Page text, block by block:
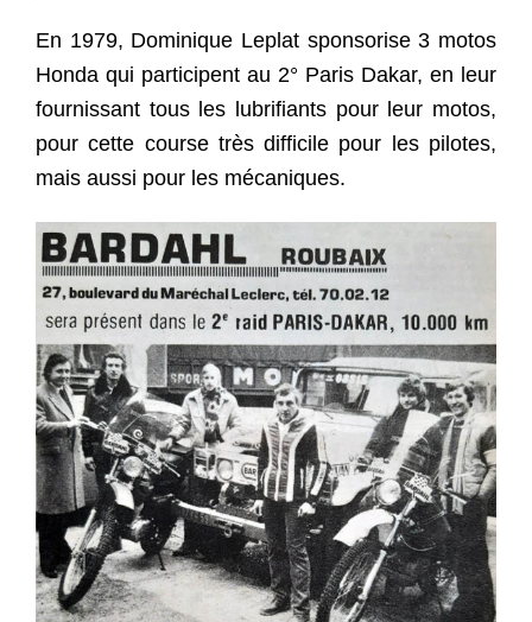
En 1979, Dominique Leplat sponsorise 3 motos
Honda qui participent au 2° Paris Dakar, en leur
fournissant tous les lubrifiants pour leur motos,
pour cette course très difficile pour les pilotes,
mais aussi pour les mécaniques.